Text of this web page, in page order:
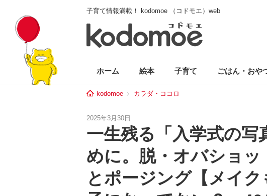
子育て情報満載！ kodomoe （コドモエ）web
ホーム 絵本 子育て ごはん・おや
kodomoe カラダ・ココロ
2025年3月30日
一生残る「入学式の写
めに。脱・オバショ
とポージング【メイ